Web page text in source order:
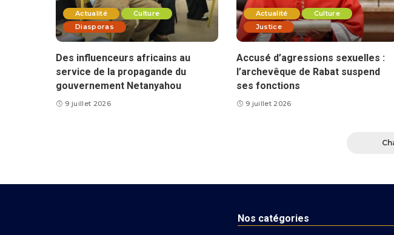
Actualité
Culture
Diasporas
Des influenceurs africains au
service de la propagande du
gouvernement Netanyahou
9 juillet 2026
Actualité
Culture
Justice
Accusé d’agressions sexuelles :
l’archevêque de Rabat suspend
ses fonctions
9 juillet 2026
Nos catégories